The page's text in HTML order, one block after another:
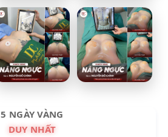
5 NGÀY VÀNG
DUY NHẤT